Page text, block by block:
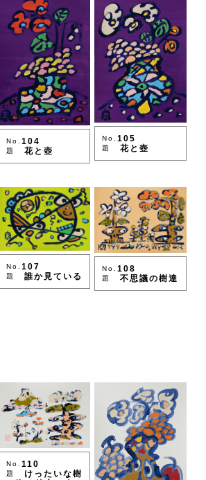
No. 104
題 花と壺
No.105
題 花と壺
No. 107
題 誰か見ている
No.108
題 不思議の樹達
No. 110
題
けったいな樹